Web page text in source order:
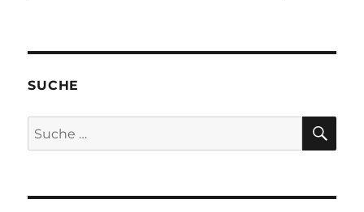
SUCHE
Suche
nach: